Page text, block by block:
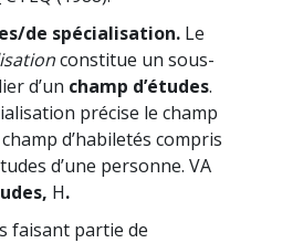
de spécialisation. Le
constitue un sous-
d’un champ d’études.
précise le champ
d’habiletés compris
d’une personne. VA
H.
faisant partie de